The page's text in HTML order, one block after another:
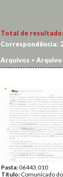
Total de
Correspondência:
Arquivos >Arquivo
Pasta:06443.010
Título: Comunicado do